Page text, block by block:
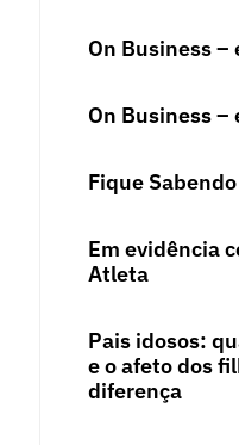
On Business –
On Business –
Fique
Em evidência
Atleta
Pais idosos:
e o afeto dos
diferença